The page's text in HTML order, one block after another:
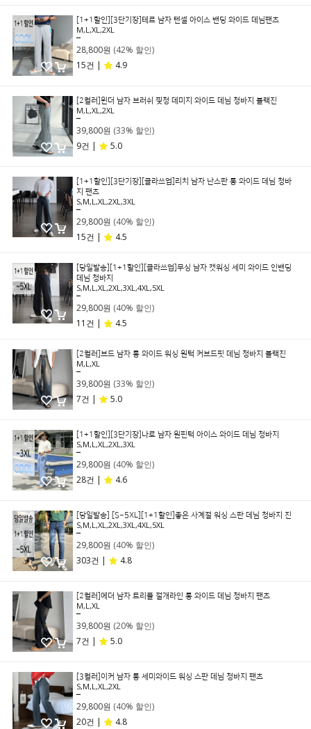
[1+1할인][3단기장]테르 남자 텐셀 아이스 밴딩 와이드 데님팬츠
M,L,XL,2XL
28,800원 (42% 할인)
15건 |
4.9
[2컬러]윈더 남자 브러쉬 찢청 데미지 와이드 데님 청바지 블랙진
M,L,XL,2XL
39,800원 (33% 할인)
9건 |
5.0
[1+1할인][3단기장][클라쓰업]리치 남자 난스판 롱 와이드 데님 청바
지 팬츠
S,M,L,XL,2XL,3XL
29,800원 (40% 할인)
15건 |
4.5
[당일발송][1+1할인][클라쓰업]무싱 남자 캣워싱 세미 와이드 인밴딩
데님 청바지
S,M,L,XL,2XL,3XL,4XL,5XL
29,800원 (40% 할인)
11건 |
4.5
[2컬러]브드 남자 롱 와이드 워싱 원턱 커브드핏 데님 청바지 블랙진
M,L,XL
39,800원 (33% 할인)
7건 |
5.0
[1+1할인][3단기장]나로 남자 원핀턱 아이스 와이드 데님 청바지
S,M,L,XL,2XL,3XL
29,800원 (40% 할인)
28건 |
4.6
[당일발송] [S~5XL][1+1할인]좋은 사계절 워싱 스판 데님 청바지 진
S,M,L,XL,2XL,3XL,4XL,5XL
29,800원 (40% 할인)
303건 |
4.8
[2컬러]에더 남자 트리플 절개라인 롱 와이드 데님 청바지 팬츠
M,L,XL
39,800원 (20% 할인)
7건 |
5.0
[3컬러]이커 남자 롱 세미와이드 워싱 스판 데님 청바지 팬츠
S,M,L,XL,2XL
29,800원 (40% 할인)
20건 |
4.8